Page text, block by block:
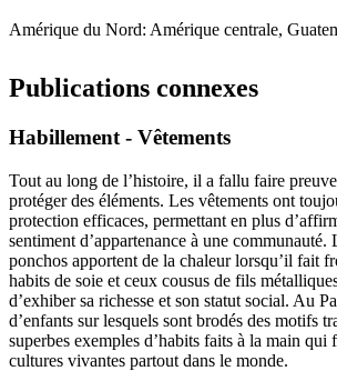
Amérique du Nord: Amérique centrale,
Publications connexes
Habillement - Vêtements
Tout au long de l’histoire, il a fallu faire
protéger des éléments. Les vêtements ont
protection efficaces, permettant en plus
sentiment d’appartenance à une communauté.
ponchos apportent de la chaleur lorsqu’il fait
habits de soie et ceux cousus de fils
d’exhiber sa richesse et son statut social. Au
d’enfants sur lesquels sont brodés des motifs
superbes exemples d’habits faits à la main qui
cultures vivantes partout dans le monde.